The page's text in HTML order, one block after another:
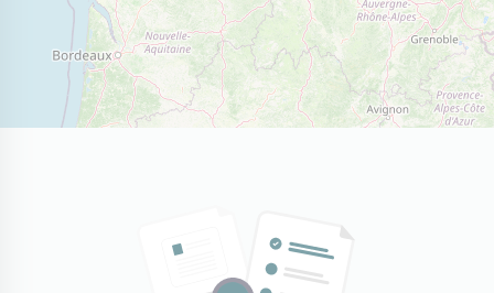
Entreprises privées
Service à la personne
Réinitialiser